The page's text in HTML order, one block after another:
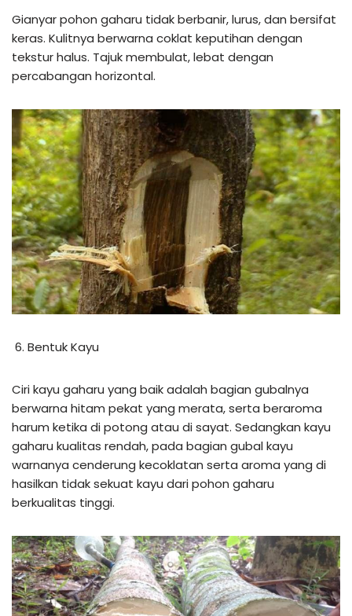
Gianyar pohon gaharu tidak berbanir, lurus, dan bersifat
keras. Kulitnya berwarna coklat keputihan dengan
tekstur halus. Tajuk membulat, lebat dengan
percabangan horizontal.
Bentuk Kayu
Ciri kayu gaharu yang baik adalah bagian gubalnya
berwarna hitam pekat yang merata, serta beraroma
harum ketika di potong atau di sayat. Sedangkan kayu
gaharu kualitas rendah, pada bagian gubal kayu
warnanya cenderung kecoklatan serta aroma yang di
hasilkan tidak sekuat kayu dari pohon gaharu
berkualitas tinggi.